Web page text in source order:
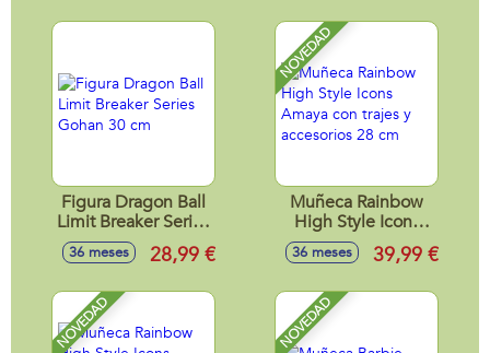
Figura Dragon Ball
Limit Breaker Series
Gohan 30 cm
36 meses 28,99 €
NOVEDAD
Muñeca Rainbow
High Style Icons
Amaya con trajes y
accesorios 28 cm
36 meses 39,99 €
NOVEDAD NOVEDAD